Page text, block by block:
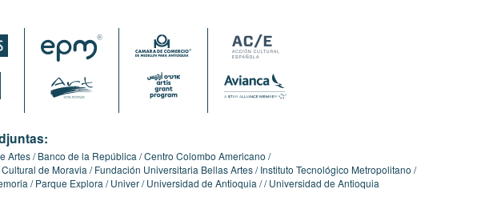
Artes Banco de la República Centro Colombo Americano
de Moravia
Fundación Universitaria Bellas Artes Instituto Tecnológico Metropolitano
Parque Explora Univer Universidad de Antioquia Universidad de Antioquia